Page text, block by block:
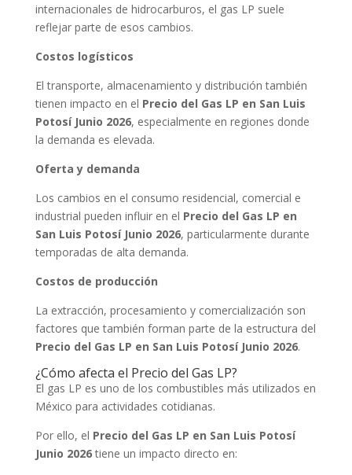
internacionales de hidrocarburos, el gas LP suele
reflejar parte de esos cambios.
Costos logísticos
El transporte, almacenamiento y distribución también
tienen impacto en el Precio del Gas LP en San Luis
Potosí Junio 2026, especialmente en regiones donde
la demanda es elevada.
Oferta y demanda
Los cambios en el consumo residencial, comercial e
industrial pueden influir en el Precio del Gas LP en
San Luis Potosí Junio 2026, particularmente durante
temporadas de alta demanda.
Costos de producción
La extracción, procesamiento y comercialización son
factores que también forman parte de la estructura del
Precio del Gas LP en San Luis Potosí Junio 2026.
¿Cómo afecta el Precio del Gas LP?
El gas LP es uno de los combustibles más utilizados en
México para actividades cotidianas.
Por ello, el Precio del Gas LP en San Luis Potosí
Junio 2026tiene un impacto directo en: